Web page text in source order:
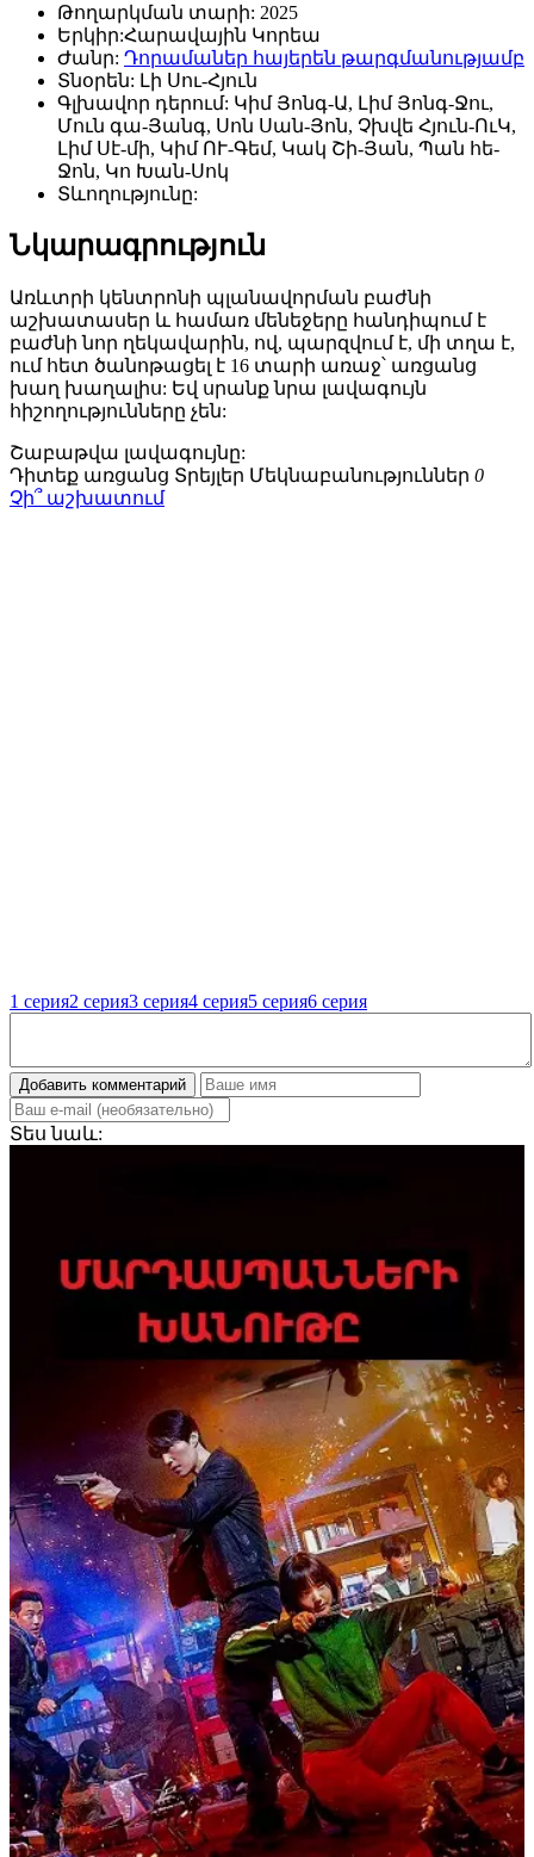
Թողարկման տարի: 2025
Երկիր:Հարավային Կորեա
Ժանր: Դորամաներ հայերեն թարգմանությամբ
Տնօրեն: Լի Սու-Հյուն
Գլխավոր դերում: Կիմ Յոնգ-Ա, Լիմ Յոնգ-Ջու,
Մուն գա-Յանգ, Սոն Սան-Յոն, Չխվե Հյուն-ՈւԿ,
Լիմ Սէ-մի, Կիմ ՈՒ-Գեմ, Կակ Շի-Յան, Պան հե-
Ջոն, Կո Խան-Սոկ
Տևողությունը:
Նկարագրություն
Առևտրի կենտրոնի պլանավորման բաժնի
աշխատասեր և համառ մենեջերը հանդիպում է
բաժնի նոր ղեկավարին, ով, պարզվում է, մի տղա է,
ում հետ ծանոթացել է 16 տարի առաջ՝ առցանց
խաղ խաղալիս: Եվ սրանք նրա լավագույն
հիշողությունները չեն:
Շաբաթվա լավագույնը:
Դիտեք առցանց Տրեյլեր Մեկնաբանություններ 0
Չի՞ աշխատում
1 серия2 серия3 серия4 серия5 серия6 серия
Добавить комментарий
Տեսնաև: